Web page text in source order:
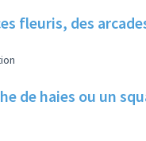
fleuris, des
de haies ou un